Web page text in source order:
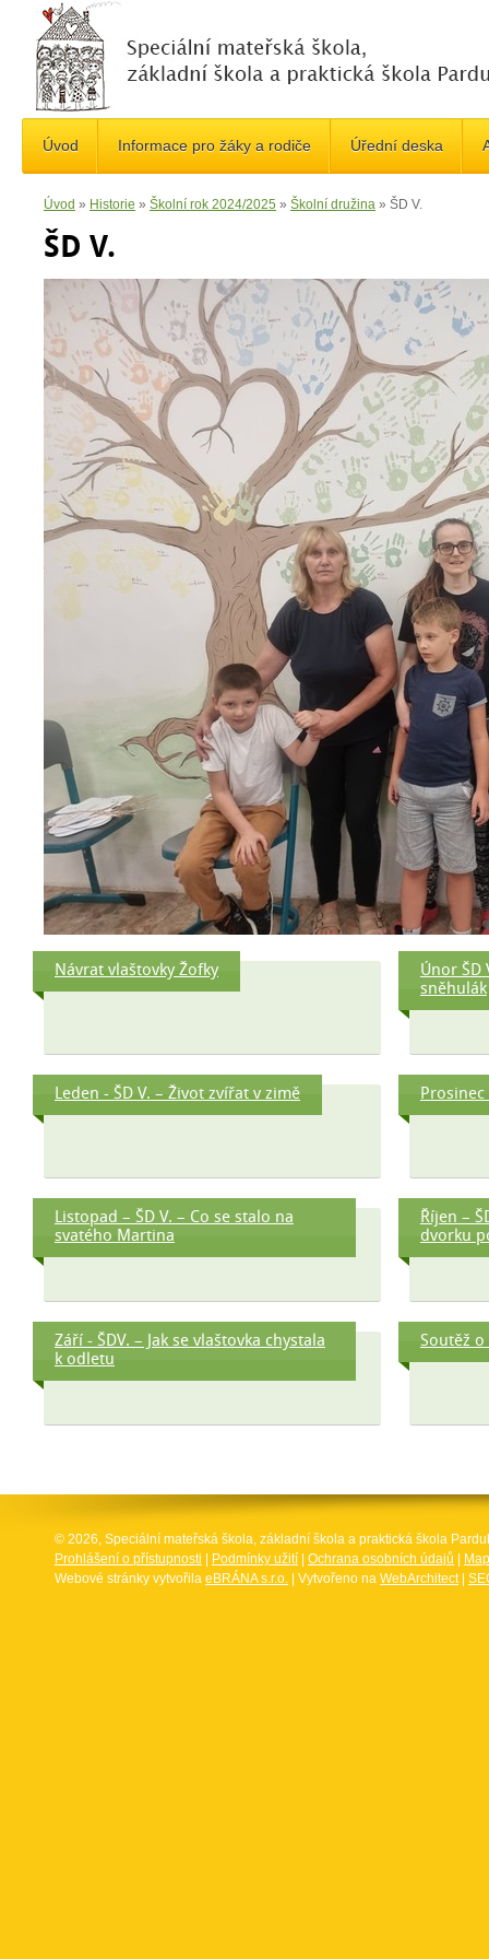
Úvod Informace pro žáky a rodiče Úřední deska
Úvod » Historie » Školní rok 2024/2025 » Školní družina » ŠD V.
ŠD V.
Návrat vlaštovky Žofky
Únor ŠD
sněhulák
Leden - ŠD V. – Život zvířat v zimě Prosinec
Listopad – ŠD V. – Co se stalo na
svatého Martina
Říjen –
dvorku
Září - ŠDV. – Jak se vlaštovka chystala
k odletu
Soutěž
© 2026, Speciální mateřská škola, základní škola a praktická škola
Prohlášení o přístupnosti
Podmínky užití Ochrana osobních údajů
Webové stránky vytvořila eBRÁNA s.r.o. | Vytvořeno na WebArchitect|